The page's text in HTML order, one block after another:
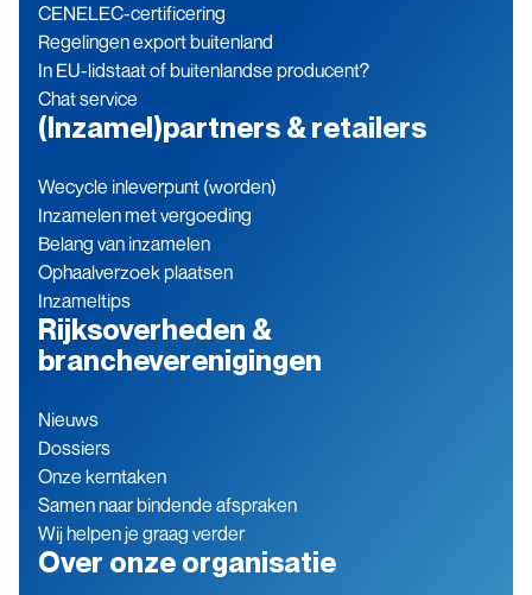
CENELEC-certificering
Regelingen export buitenland
In EU-lidstaat of buitenlandse producent?
Chat service
(Inzamel)partners & retailers
Wecycle inleverpunt (worden)
Inzamelen met vergoeding
Belang van inzamelen
Ophaalverzoek plaatsen
Inzameltips
Rijksoverheden &
brancheverenigingen
Nieuws
Dossiers
Onze kerntaken
Samen naar bindende afspraken
Wij helpen je graag verder
Over onze organisatie